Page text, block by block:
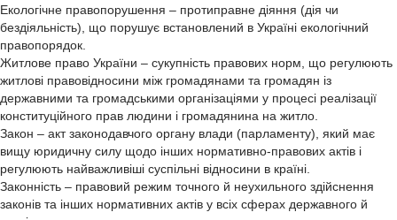
Екологічне правопорушення – протиправне діяння (дія чи
бездіяльність), що порушує встановлений в Україні екологічний
правопорядок.
Житлове право України – сукупність правових норм, що регулюють
житлові правовідносини між громадянами та громадян із
державними та громадськими організаціями у процесі реалізації
конституційного прав людини і громадянина на житло.
Закон – акт законодавчого органу влади (парламенту), який має
вищу юридичну силу щодо інших нормативно-правових актів і
регулюють найважливіші суспільні відносини в країні.
Законність – правовий режим точного й неухильного здійснення
законів та інших нормативних актів у всіх сферах державного й